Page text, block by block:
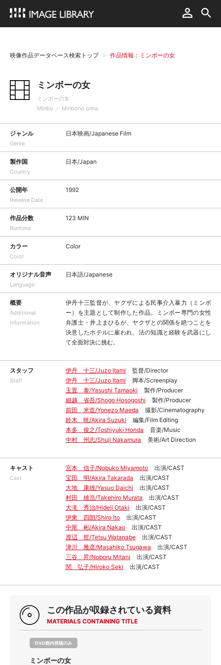
映像作品データベース検索トップ 作品情報：ミンボーの女
ミンボーの女
ミンボーの女
Minbo ／ Minbono onna
ジャンル
Genre
日本映画/Japanese Film
製作国
Country
日本/Japan
公開年
Release Date
1992
作品分数
Runtime
123 MIN
カラー
Color
Color
オリジナル音声
Language
日本語/Japanese
概要
Additional
Information
伊丹十三監督が、ヤクザによる民事介入暴力（ミンボ
ー）を主題として制作した作品。ミンボー専門の女性
弁護士・井上まひるが、ヤクザとの関係を絶つことを
決意したホテルに雇われ、法の知識と経験を武器にし
て全面対決に挑む。
スタッフ
Staff
伊丹 十三/Juzo Itami
監督/Director
伊丹 十三/Juzo Itami
脚本/Screenplay
玉置 泰/Yasushi Tamaoki
製作/Producer
細越 省吾/Shogo Hosogoshi
製作/Producer
前田 米造/Yonezo Maeda
撮影/Cinematography
鈴木 晄/Akira Suzuki
編集/Film Editing
本多 俊之/Toshiyuki Honda
音楽/Music
中村 州志/Shuji Nakamura
美術/Art Direction
キャスト
Cast
宮本 信子/Nobuko Miyamoto
出演/CAST
宝田 明/Akira Takarada
出演/CAST
大地 康雄/Yasuo Daichi
出演/CAST
村田 雄浩/Takehiro Murata
出演/CAST
大滝 秀治/Hideji Otaki
出演/CAST
伊東 四朗/Shiro Ito
出演/CAST
中尾 彬/Akira Nakao
出演/CAST
渡辺 哲/Tetsu Watanabe
出演/CAST
津川 雅彦/Masahiko Tsugawa
出演/CAST
三谷 昇/Noboru Mitani
出演/CAST
関 弘子/Hiroko Seki
出演/CAST
この作品が収録されている資料
MATERIALS CONTAINING TITLE
DVD館内視聴のみ
ミンボーの女